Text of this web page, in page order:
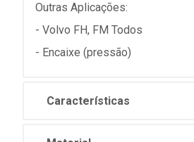
Outras Aplicações:
- Volvo FH, FM Todos
- Encaixe (pressão)
Características